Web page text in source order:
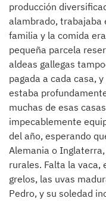
producción
alambrado, trabajaba
familia y la comida
pequeña parcela
aldeas gallegas
pagada a cada casa,
estaba
muchas de esas
impecablemente
del año, esperando
Alemania o
rurales. Falta la vaca,
grelos, las uvas
Pedro, y su soledad